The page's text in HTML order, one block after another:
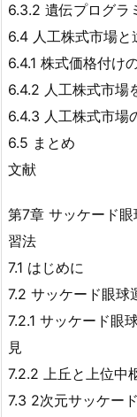
6.3.2 遺伝プログラ
6.4 人工株式市場と
6.4.1 株式価格付け
6.4.2 人工株式市場
6.4.3 人工株式市場
6.5 まとめ
文献
第7章 サッケード
習法
7.1 はじめに
7.2 サッケード眼球
7.2.1 サッケード眼
見
7.2.2 上丘と上位中
7.3 2次元サッケー